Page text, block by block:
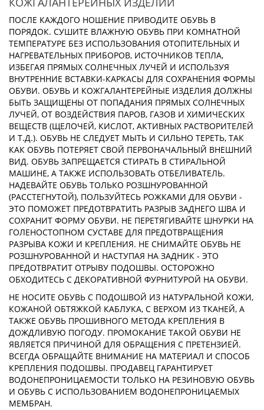
ПОСЛЕ КАЖДОГО НОШЕНИЕ ПРИВОДИТЕ ОБУВЬ В
ПОРЯДОК. СУШИТЕ ВЛАЖНУЮ ОБУВЬ ПРИ КОМНАТНОЙ
ТЕМПЕРАТУРЕ БЕЗ ИСПОЛЬЗОВАНИЯ ОТОПИТЕЛЬНЫХ И
НАГРЕВАТЕЛЬНЫХ ПРИБОРОВ, ИСТОЧНИКОВ ТЕПЛА,
ИЗБЕГАЯ ПРЯМЫХ СОЛНЕЧНЫХ ЛУЧЕЙ И ИСПОЛЬЗУЯ
ВНУТРЕННИЕ ВСТАВКИ-КАРКАСЫ ДЛЯ СОХРАНЕНИЯ ФОРМЫ
ОБУВИ. ОБУВЬ И КОЖГАЛАНТЕРЕЙНЫЕ ИЗДЕЛИЯ ДОЛЖНЫ
БЫТЬ ЗАЩИЩЕНЫ ОТ ПОПАДАНИЯ ПРЯМЫХ СОЛНЕЧНЫХ
ЛУЧЕЙ, ОТ ВОЗДЕЙСТВИЯ ПАРОВ, ГАЗОВ И ХИМИЧЕСКИХ
ВЕЩЕСТВ (ЩЕЛОЧЕЙ, КИСЛОТ, АКТИВНЫХ РАСТВОРИТЕЛЕЙ
И Т.Д.). ОБУВЬ НЕ СЛЕДУЕТ МЫТЬ И СИЛЬНО ТЕРЕТЬ, ТАК
КАК ОБУВЬ ПОТЕРЯЕТ СВОЙ ПЕРВОНАЧАЛЬНЫЙ ВНЕШНИЙ
ВИД. ОБУВЬ ЗАПРЕЩАЕТСЯ СТИРАТЬ В СТИРАЛЬНОЙ
МАШИНЕ, А ТАКЖЕ ИСПОЛЬЗОВАТЬ ОТБЕЛИВАТЕЛЬ.
НАДЕВАЙТЕ ОБУВЬ ТОЛЬКО РОЗШНУРОВАННОЙ
(РАССТЕГНУТОЙ), ПОЛЬЗУЙТЕСЬ РОЖКАМИ ДЛЯ ОБУВИ -
ЭТО ПОМОЖЕТ ПРЕДОТВРАТИТЬ РАЗРЫВ ЗАДНЕГО ШВА И
СОХРАНИТ ФОРМУ ОБУВИ. НЕ ПЕРЕТЯГИВАЙТЕ ШНУРКИ НА
ГОЛЕНОСТОПНОМ СУСТАВЕ ДЛЯ ПРЕДОТВРАЩЕНИЯ
РАЗРЫВА КОЖИ И КРЕПЛЕНИЯ. НЕ СНИМАЙТЕ ОБУВЬ НЕ
РОЗШНУРОВАННОЙ И НАСТУПАЯ НА ЗАДНИК - ЭТО
ПРЕДОТВРАТИТ ОТРЫВУ ПОДОШВЫ. ОСТОРОЖНО
ОБХОДИТЕСЬ С ДЕКОРАТИВНОЙ ФУРНИТУРОЙ НА ОБУВИ.
НЕ НОСИТЕ ОБУВЬ С ПОДОШВОЙ ИЗ НАТУРАЛЬНОЙ КОЖИ,
КОЖАНОЙ ОБТЯЖКОЙ КАБЛУКА, С ВЕРХОМ ИЗ ТКАНЕЙ, А
ТАКЖЕ ОБУВЬ ПРОШИВНОГО МЕТОДА КРЕПЛЕНИЯ В
ДОЖДЛИВУЮ ПОГОДУ. ПРОМОКАНИЕ ТАКОЙ ОБУВИ НЕ
ЯВЛЯЕТСЯ ПРИЧИНОЙ ДЛЯ ОБРАЩЕНИЯ С ПРЕТЕНЗИЕЙ.
ВСЕГДА ОБРАЩАЙТЕ ВНИМАНИЕ НА МАТЕРИАЛ И СПОСОБ
КРЕПЛЕНИЯ ПОДОШВЫ. ПРОДАВЕЦ ГАРАНТИРУЕТ
ВОДОНЕПРОНИЦАЕМОСТИ ТОЛЬКО НА РЕЗИНОВУЮ ОБУВЬ
И ОБУВЬ С ИСПОЛЬЗОВАНИЕМ ВОДОНЕПРОНИЦАЕМЫХ
МЕМБРАН.